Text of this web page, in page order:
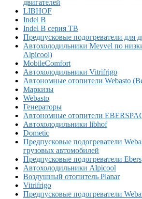
двигателей
LIBHOF
Indel B
Indel B серия TB
Предпусковые подогреватели для
Автохолодильники Meyvel по
Alpicool)
MobileComfort
Автохолодильники Vitrifrigo
Автономные отопители Webasto
Маркизы
Webasto
Генераторы
Автономные отопители
Автохолодильники libhof
Dometic
Предпусковые подогреватели
грузовых автомобилей
Предпусковые подогреватели
Автохолодильники Alpicool
Воздушный отопитель Planar
Vitrifrigo
Предпусковые подогреватели